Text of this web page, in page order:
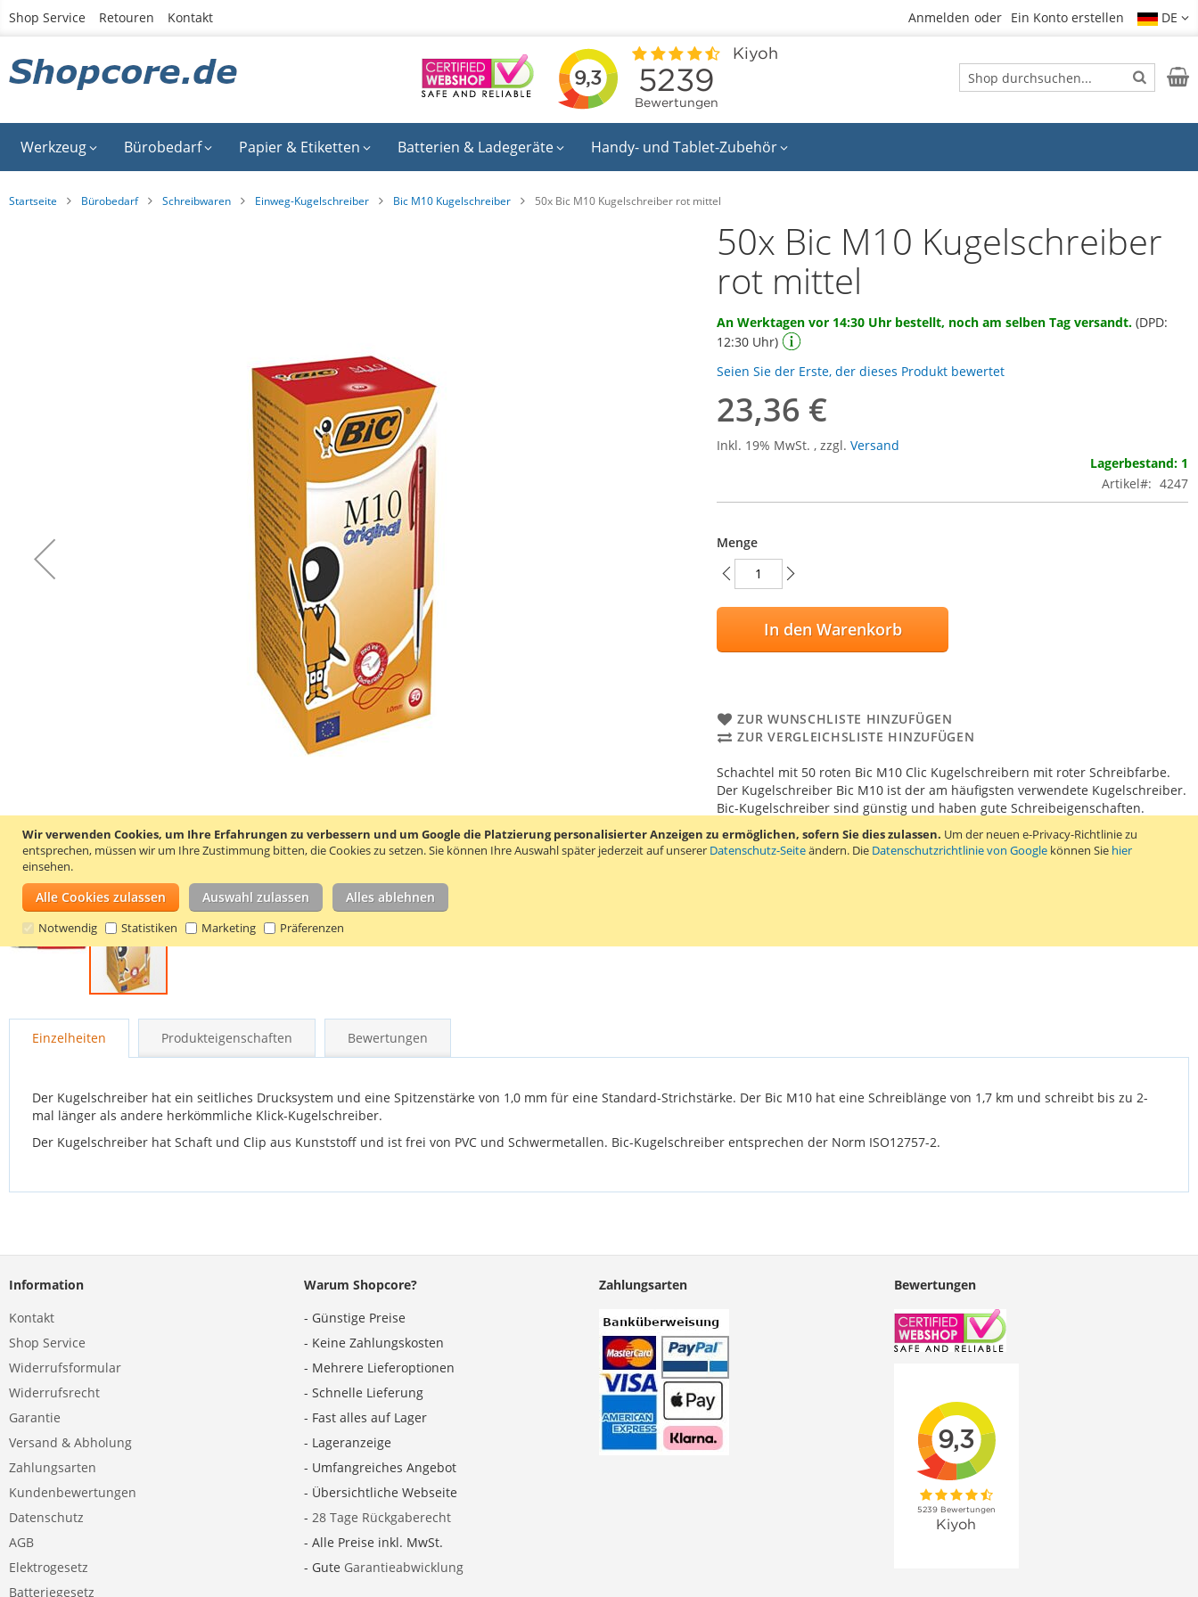
Wir verwenden Cookies, um Ihre Erfahrungen zu verbessern und um Google die Platzierung personalisierter Anzeigen zu ermöglichen, sofern Sie dies zulassen. Um der neuen e-Privacy-Richtlinie zu
entsprechen, müssen wir um Ihre Zustimmung bitten, die Cookies zu setzen.Sie können Ihre Auswahl später jederzeit auf unserer Datenschutz-Seiteändern. Die Datenschutzrichtlinie von Google können Sie hier
einsehen.
Alle Cookies zulassen Auswahl zulassen Alles ablehnen
Notwendig Statistiken Marketing Präferenzen
Zum
Shop Service Retouren Kontakt Anmelden Ein Konto erstellen DE
Suche
Suche
Werkzeug Bürobedarf Papier & Etiketten Batterien & Ladegeräte Handy- und Tablet-Zubehör
Startseite Bürobedarf Schreibwaren Einweg-Kugelschreiber Bic M10 Kugelschreiber 50x Bic M10 Kugelschreiber rot mittel
Anfang
50x Bic M10 Kugelschreiber
rot mittel
An Werktagen vor 14:30 Uhr bestellt, noch am selben Tag versandt. (DPD:
12:30 Uhr)
Seien Sie der Erste, der dieses Produkt bewertet
23,36 €
Inkl. 19% MwSt., zzgl.Versand
Lagerbestand: 1
Artikel
4247
Menge
In den Warenkorb
ZUR WUNSCHLISTE HINZUFÜGEN
ZUR VERGLEICHSLISTE HINZUFÜGEN
Schachtel mit 50 roten Bic M10 Clic Kugelschreibern mit roter Schreibfarbe.
Der Kugelschreiber Bic M10 ist der am häufigsten verwendete Kugelschreiber.
Bic-Kugelschreiber sind günstig und haben gute Schreibeigenschaften.
Einzelheiten Produkteigenschaften Bewertungen
Der Kugelschreiber hat ein seitliches Drucksystem und eine Spitzenstärke von 1,0 mm für eine Standard-Strichstärke. Der Bic M10 hat eine Schreiblänge von 1,7 km und schreibt bis zu 2-
mal länger als andere herkömmliche Klick-Kugelschreiber.
Der Kugelschreiber hat Schaft und Clip aus Kunststoff und ist frei von PVC und Schwermetallen. Bic-Kugelschreiber entsprechen der Norm ISO12757-2.
Information
Kontakt
Shop Service
Widerrufsformular
Widerrufsrecht
Garantie
Versand & Abholung
Zahlungsarten
Kundenbewertungen
Datenschutz
AGB
Elektrogesetz
Batteriegesetz
Warum Shopcore?
- Günstige Preise
- Keine Zahlungskosten
- Mehrere Lieferoptionen
- Schnelle Lieferung
- Fast alles auf Lager
- Lageranzeige
- Umfangreiches Angebot
- Übersichtliche Webseite
- 28 Tage Rückgaberecht
- Alle Preise inkl. MwSt.
- Gute Garantieabwicklung
Zahlungsarten Bewertungen